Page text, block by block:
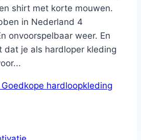
shirt met korte mouwen.
in Nederland 4
onvoorspelbaar weer. En
dat je als hardloper kleding
Goedkope hardloopkleding